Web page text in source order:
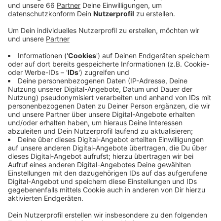
Dazu gehört zum Beispiel ein erneuter internationaler
Klimaprotest. Diesen hatte die Bewegung für den 29.
November (2019) angekündigt. Aktivisten aus über
100 Städten auf der ganzen Welt haben bereits
zugesagt. Man werde natürlich weiter in Düsseldorf
freitags für die Klimaziele auf die Straße gehen, heißt
es. Die Kräfte sollen nun aber erst einmal für den
neuen globalen Aktionstag gebündelt werden. Die
letzte große Aktion habe viel Kraft gekostet. Der
bisherige Höhepunkt der Proteste war der 20.
September. Beim großen, weltweiten Klimastreik
waren allein in Düsseldorf rund 20.000 Aktivisten
unterwegs. Gestern (04.10.2019) sind die
Demonstranten durch unsere Stadt gezogen und
haben am Landtag der Bundesregierung das
Klimapaket symbolisch zurückgegeben. Hier war die